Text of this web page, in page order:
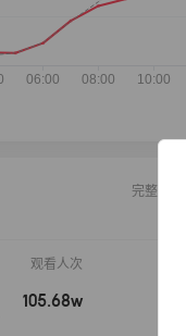
完整榜单
观看人次
105.68w